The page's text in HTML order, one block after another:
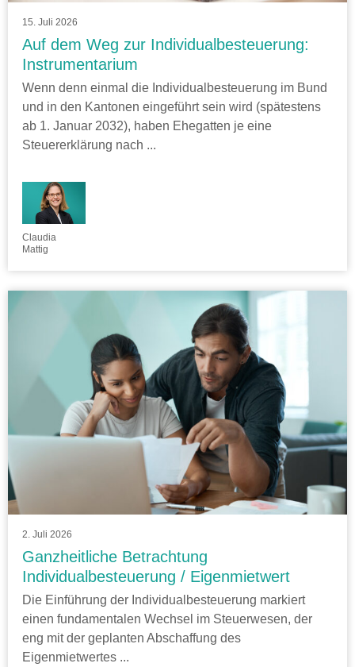
15. Juli 2026
Auf dem Weg zur Individualbesteuerung:
Instrumentarium
Wenn denn einmal die Individualbesteuerung im Bund
und in den Kantonen eingeführt sein wird (spätestens
ab 1. Januar 2032), haben Ehegatten je eine
Steuererklärung nach ...
Claudia
Mattig
2. Juli 2026
Ganzheitliche Betrachtung
Individualbesteuerung / Eigenmietwert
Die Einführung der Individualbesteuerung markiert
einen fundamentalen Wechsel im Steuerwesen, der
eng mit der geplanten Abschaffung des
Eigenmietwertes ...